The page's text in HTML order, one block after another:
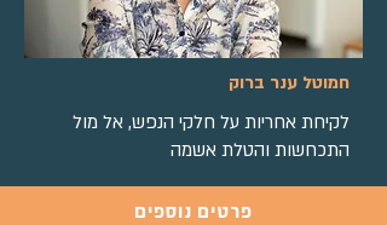
חמוטל ענר ברוק
לקיחת אחריות על חלקי הנפש, אל מול
התכחשות והטלת אשמה
פרטים נוספים